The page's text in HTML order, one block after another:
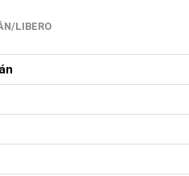
LIBERO